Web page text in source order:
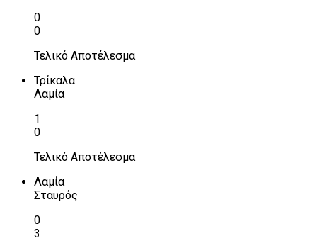
0
0
Τελικό Αποτέλεσμα
Τρίκαλα
Λαμία
1
0
Τελικό Αποτέλεσμα
Λαμία
Σταυρός
0
3